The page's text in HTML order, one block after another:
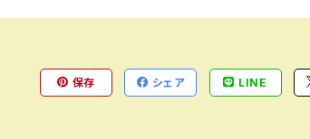
保存 シェア LINE